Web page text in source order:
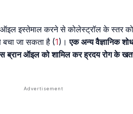
ऑइल इस्तेमाल करने से कोलेस्ट्रॉल के स्तर
बचा जा सकता है (1)।एक अन्य वैज्ञानिक
ब्रान ऑइल को शामिल कर ह्रदय रोग के